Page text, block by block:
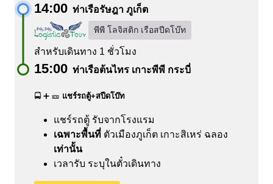
14:00 ท่าเรือรัษฎา ภูเก็ต
พีพี โลจิสติก เรือสปีดโบ๊ท
สำหรับเดินทาง 1 ชั่วโมง
15:00 ท่าเรือต้นไทร เกาะพีพี กระบี่
🚍 ➕ 🎫 แชร์รถตู้+สปีดโบ๊ท
แชร์รถตู้ รับจากโรงแรม
เฉพาะพื้นที่ ตัวเมืองภูเก็ต เกาะสิเหร่ ฉลอง
เท่านั้น
เวลารับ ระบุในตั๋วเดินทาง